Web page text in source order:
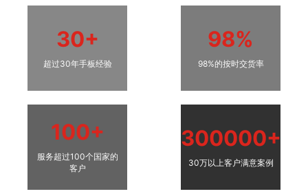
30+
超过30年手板经验
98%
98%的按时交货率
100+
服务超过100个国家的
客户
300000+
30万以上客户满意案例